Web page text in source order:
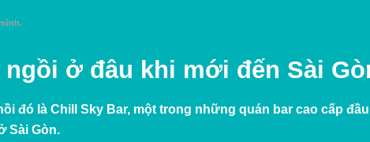
ở đâu khi mới đến Sài
đó là Chill Sky Bar, một trong những quán bar cao cấp
Sài Gòn.